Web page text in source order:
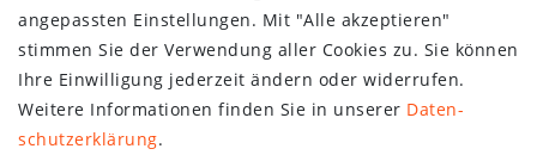
angepassten Einstellungen. Mit "Alle akzeptieren"
stimmen Sie der Verwendung aller Cookies zu. Sie können
Ihre Einwilligung jederzeit ändern oder widerrufen.
Weitere Informationen finden Sie in unserer Daten­
schutz­erklärung.